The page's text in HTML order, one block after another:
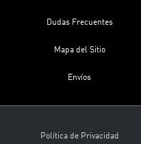
Dudas Frecuentes
Mapa del Sitio
Envíos
Política de Privacidad